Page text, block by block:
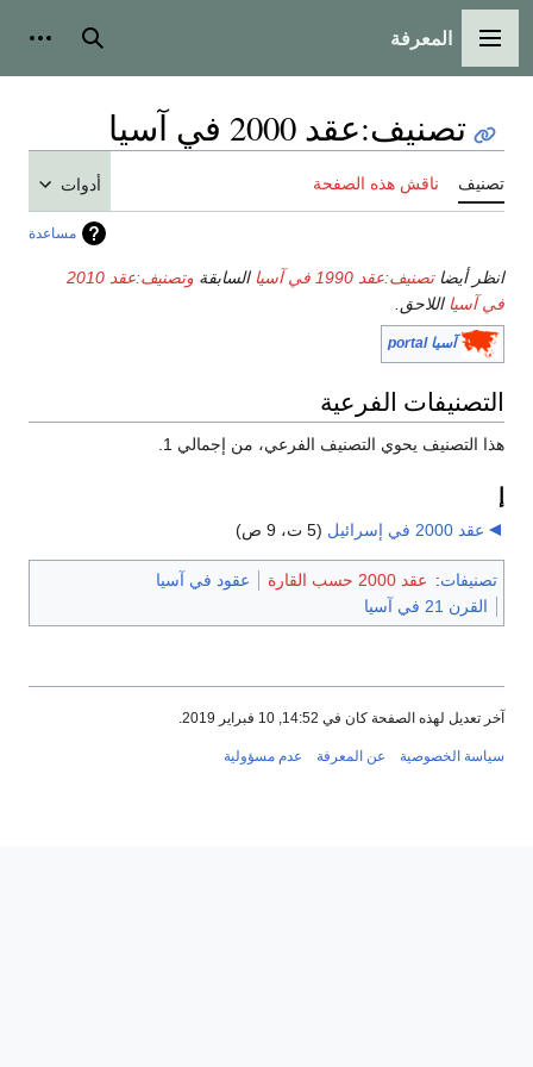
القائمة الرئيسية
المعرفة بحث
تصنيف:عقد 2000 في آسيا
تصنيف ناقش هذه الصفحة أدوات
مساعدة
انظر أيضاتصنيف:عقد 1990 في آسيا السابقة
وتصنيف:عقد 2010
في آسيا اللاحق.
آسيا portal
التصنيفات الفرعية
هذا التصنيف يحوي التصنيف الفرعي، من إجمالي 1.
عقد 2000 في إسرائيل (5 ت، 9 ص)
تصنيفات: عقد 2000 حسب القارة
عقود في آسيا
القرن 21 في آسيا
آخر تعديل لهذه الصفحة كان في 14:52, 10 فبراير 2019.
سياسة الخصوصية عن المعرفة عدم مسؤولية